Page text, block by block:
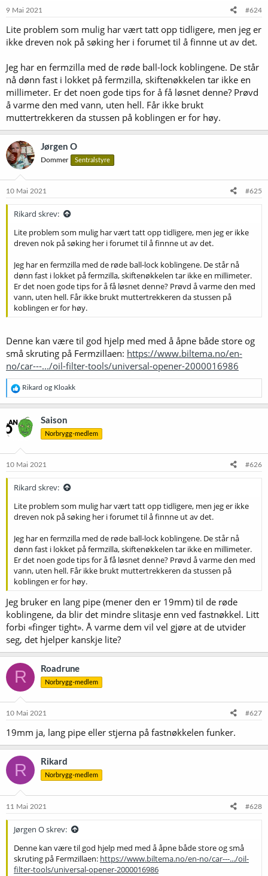
e
9 Mai 2021 #624
Lite problem som mulig har vært tatt opp tidligere, men jeg er
ikke dreven nok på søking her i forumet til å finnne ut av det.
Jeg har en fermzilla med de røde ball-lock koblingene. De står
nå dønn fast i lokket på fermzilla, skiftenøkkelen tar ikke en
millimeter. Er det noen gode tips for å få løsnet denne? Prøvd
å varme den med vann, uten hell. Får ikke brukt
muttertrekkeren da stussen på koblingen er for høy.
Jørgen O
Dommer Sentralstyre
10 Mai 2021 #625
Rikard skrev:
Lite problem som mulig har vært tatt opp tidligere, men jeg er ikke
dreven nok på søking her i forumet til å finnne ut av det.
Jeg har en fermzilla med de røde ball-lock koblingene. De står nå
dønn fast i lokket på fermzilla, skiftenøkkelen tar ikke en millimeter.
Er det noen gode tips for å få løsnet denne? Prøvd å varme den med
vann, uten hell. Får ikke brukt muttertrekkeren da stussen på
koblingen er for høy.
Denne kan være til god hjelp med med å åpne både store og
små skruting på Fermzillaen: https://www.biltema.no/en-
no/car---.../oil-filter-tools/universal-opener-2000016986
R
e
a
s
j
e
Rikard og Kloakk
Saison
Norbrygg-medlem
10 Mai 2021 #626
Rikard skrev:
Lite problem som mulig har vært tatt opp tidligere, men jeg er ikke
dreven nok på søking her i forumet til å finnne ut av det.
Jeg har en fermzilla med de røde ball-lock koblingene. De står nå
dønn fast i lokket på fermzilla, skiftenøkkelen tar ikke en millimeter.
Er det noen gode tips for å få løsnet denne? Prøvd å varme den med
vann, uten hell. Får ikke brukt muttertrekkeren da stussen på
koblingen er for høy.
Jeg bruker en lang pipe (mener den er 19mm) til de røde
koblingene, da blir det mindre slitasje enn ved fastnøkkel. Litt
forbi «finger tight». Å varme dem vil vel gjøre at de utvider
seg, det hjelper kanskje lite?
R Roadrune
Norbrygg-medlem
10 Mai 2021 #627
19mm ja, lang pipe eller stjerna på fastnøkkelen funker.
R Rikard
Norbrygg-medlem
11 Mai 2021 #628
Jørgen O skrev:
Denne kan være til god hjelp med med å åpne både store og små
skruting på Fermzillaen: https://www.biltema.no/en-no/car---.../oil-
filter-tools/universal-opener-2000016986